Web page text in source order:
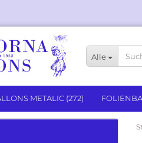
Alle
METALIC (272)